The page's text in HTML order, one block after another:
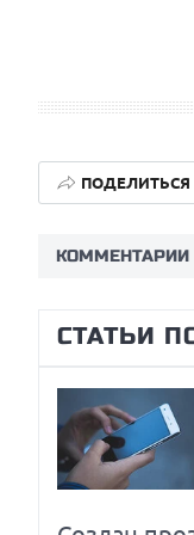
ПОДЕЛИТЬСЯ
КОММЕНТАРИИ
СТАТЬИ